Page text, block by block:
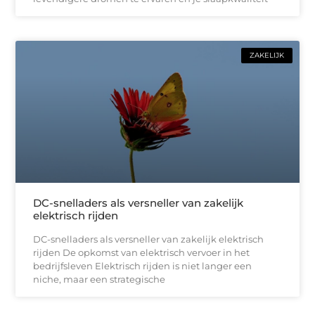
ZAKELIJK
DC-snelladers als versneller van zakelijk
elektrisch rijden
DC-snelladers als versneller van zakelijk elektrisch
rijden De opkomst van elektrisch vervoer in het
bedrijfsleven Elektrisch rijden is niet langer een
niche, maar een strategische